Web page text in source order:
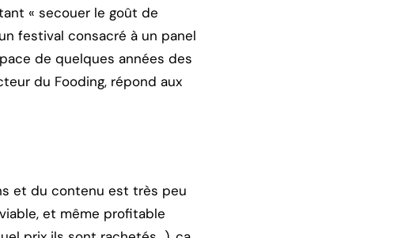
« secouer le goût de
festival consacré à un panel
de quelques années des
du Fooding, répond aux
et du contenu est très peu
et même profitable